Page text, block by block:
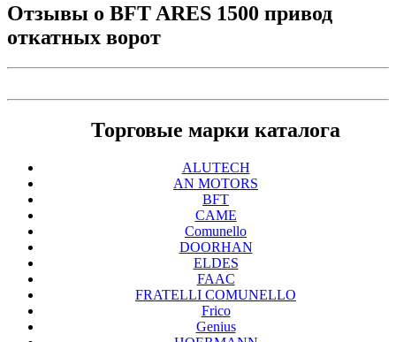
Отзывы о BFT ARES 1500 привод
откатных ворот
Торговые марки каталога
ALUTECH
AN MOTORS
BFT
CAME
Comunello
DOORHAN
ELDES
FAAC
FRATELLI COMUNELLO
Frico
Genius